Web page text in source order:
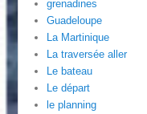
grenadines
Guadeloupe
La Martinique
La traversée aller
Le bateau
Le départ
le planning